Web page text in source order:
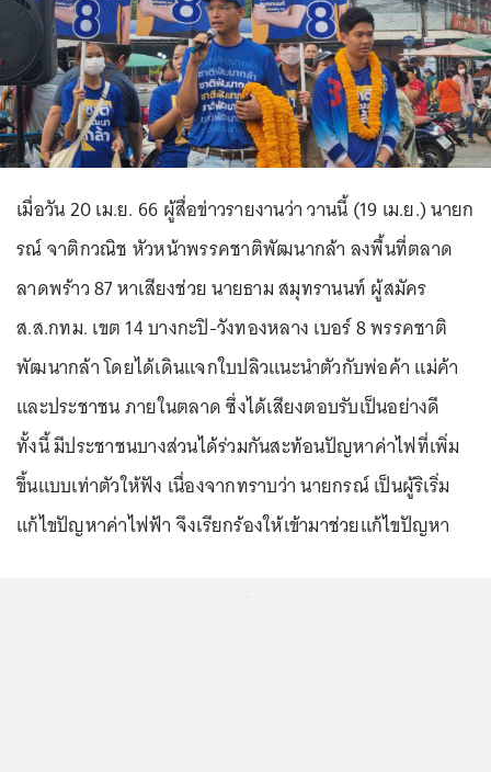
เมื่อวัน 20 เม.ย. 66 ผู้สื่อข่าวรายงานว่า วานนี้ (19 เม.ย.) นายก
รณ์ จาติกวณิช หัวหน้าพรรคชาติพัฒนากล้า ลงพื้นที่ตลาด
ลาดพร้าว 87 หาเสียงช่วย นายธาม สมุทรานนท์ ผู้สมัคร
ส.ส.กทม. เขต 14 บางกะปิ-วังทองหลาง เบอร์ 8 พรรคชาติ
พัฒนากล้า โดยได้เดินแจกใบปลิวแนะนำตัวกับพ่อค้า แม่ค้า
และประชาชน ภายในตลาด ซึ่งได้เสียงตอบรับเป็นอย่างดี
ทั้งนี้ มีประชาชนบางส่วนได้ร่วมกันสะท้อนปัญหาค่าไฟที่เพิ่ม
ขึ้นแบบเท่าตัวให้ฟัง เนื่องจากทราบว่า นายกรณ์ เป็นผู้ริเริ่ม
แก้ไขปัญหาค่าไฟฟ้า จึงเรียกร้องให้เข้ามาช่วยแก้ไขปัญหา